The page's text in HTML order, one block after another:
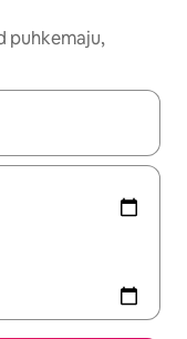
puhkemaju,
nooleklahvidega või